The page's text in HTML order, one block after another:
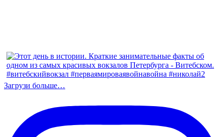
Загрузи больше…